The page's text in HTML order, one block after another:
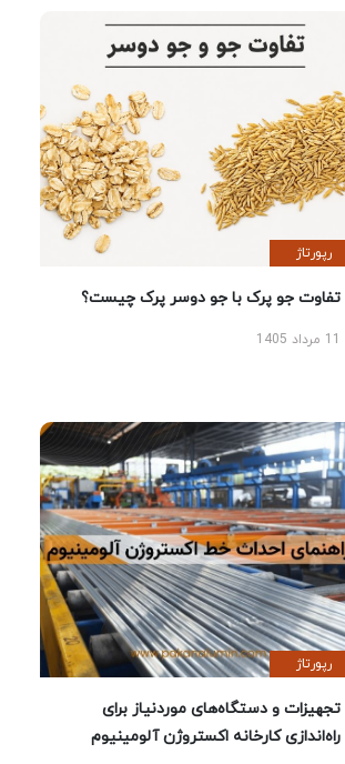
رپورتاژ
تفاوت جو پرک با جو دوسر پرک چیست؟
رپورتاژ
تجهیزات و دستگاه‌های موردنیاز برای
راه‌اندازی کارخانه اکستروژن آلومینیوم